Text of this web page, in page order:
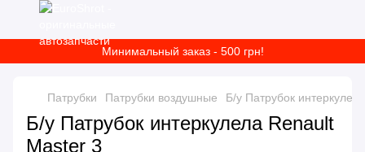
Минимальный заказ - 500 грн!
Патрубки Патрубки воздушные Б/у Патрубок
Б/у Патрубок интеркулела Renault
Master 3